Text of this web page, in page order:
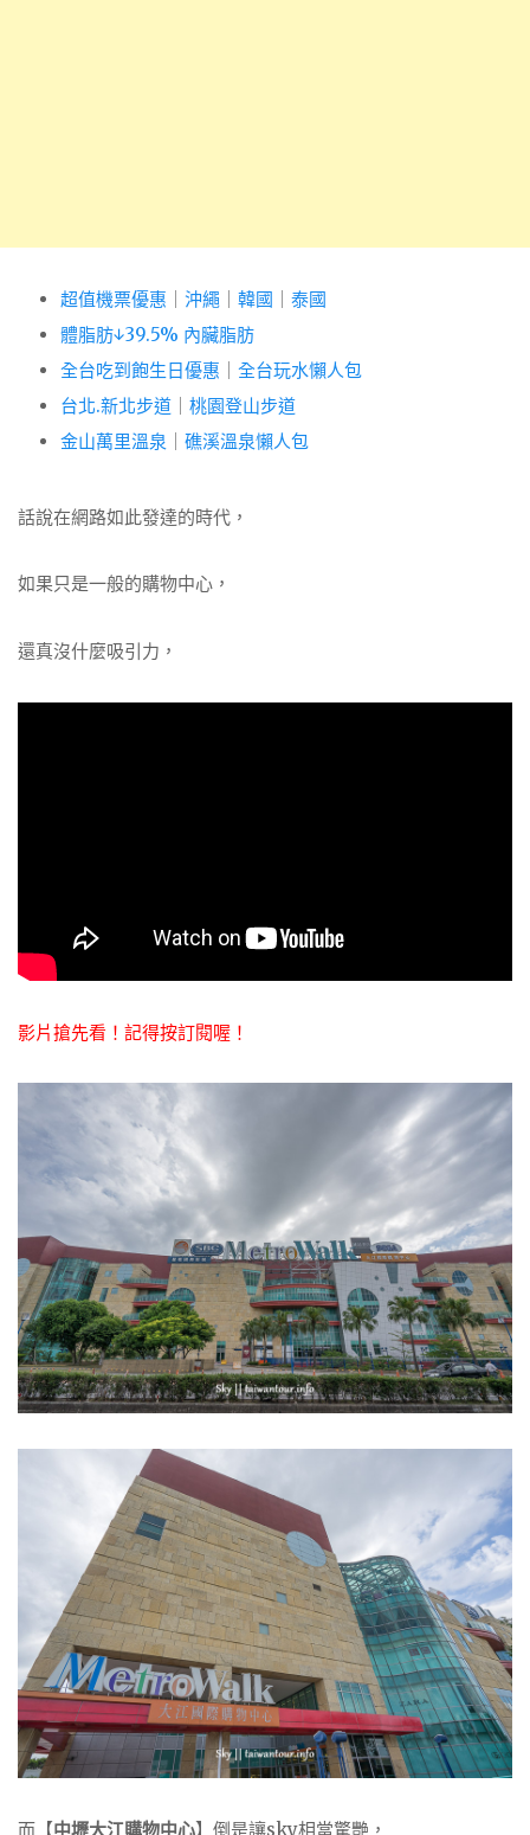
超值機票優惠 沖繩 韓國
泰國
體脂肪↓39.5% 內臟脂肪
全台吃到飽生日優惠
全台玩水懶人包
台北.新北步道
桃園登山步道
金山萬里溫泉
礁溪溫泉懶人包
話說在網路如此發達的時代，
如果只是一般的購物中心，
還真沒什麼吸引力，
影片搶先看！記得按訂閱喔！
而【中壢大江購物中心】倒是讓sky相當驚艷，